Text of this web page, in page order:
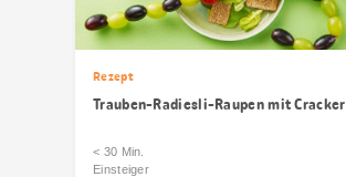
Rezept
Trauben-Radiesli-Raupen mit Cracker
< 30 Min.
Einsteiger